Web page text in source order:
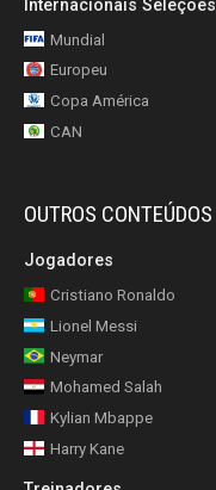
Internacionais Seleções
Mundial
Europeu
Copa América
CAN
OUTROS CONTEÚDOS
Jogadores
Cristiano Ronaldo
Lionel Messi
Neymar
Mohamed Salah
Kylian Mbappe
Harry Kane